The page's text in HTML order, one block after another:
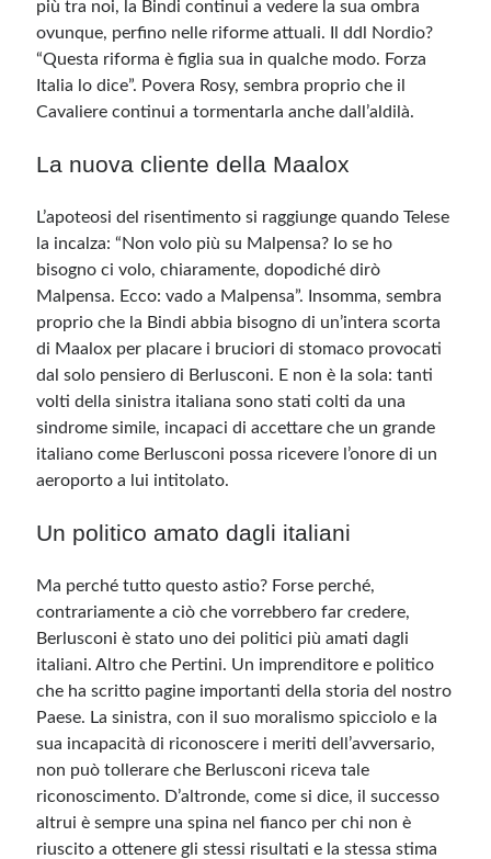
più tra noi, la Bindi continui a vedere la sua ombra
ovunque, perfino nelle riforme attuali. Il ddl Nordio?
“Questa riforma è figlia sua in qualche modo. Forza
Italia lo dice”. Povera Rosy, sembra proprio che il
Cavaliere continui a tormentarla anche dall’aldilà.
La nuova cliente della Maalox
L’apoteosi del risentimento si raggiunge quando Telese
la incalza: “Non volo più su Malpensa? Io se ho
bisogno ci volo, chiaramente, dopodiché dirò
Malpensa. Ecco: vado a Malpensa”. Insomma, sembra
proprio che la Bindi abbia bisogno di un’intera scorta
di Maalox per placare i bruciori di stomaco provocati
dal solo pensiero di Berlusconi. E non è la sola: tanti
volti della sinistra italiana sono stati colti da una
sindrome simile, incapaci di accettare che un grande
italiano come Berlusconi possa ricevere l’onore di un
aeroporto a lui intitolato.
Un politico amato dagli italiani
Ma perché tutto questo astio? Forse perché,
contrariamente a ciò che vorrebbero far credere,
Berlusconi è stato uno dei politici più amati dagli
italiani. Altro che Pertini. Un imprenditore e politico
che ha scritto pagine importanti della storia del nostro
Paese. La sinistra, con il suo moralismo spicciolo e la
sua incapacità di riconoscere i meriti dell’avversario,
non può tollerare che Berlusconi riceva tale
riconoscimento. D’altronde, come si dice, il successo
altrui è sempre una spina nel fianco per chi non è
riuscito a ottenere gli stessi risultati e la stessa stima